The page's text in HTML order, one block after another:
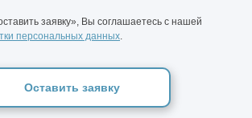
заявку», Вы соглашаетесь с нашей
персональных данных.
Оставить заявку